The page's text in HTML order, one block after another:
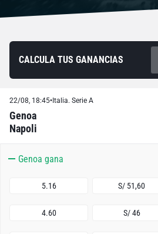
CALCULA TUS GANANCIAS
22/08, 18:45• Italia. Serie A
Genoa
Napoli
Genoa gana
5.16 S/ 51,60
4.60 S/ 46